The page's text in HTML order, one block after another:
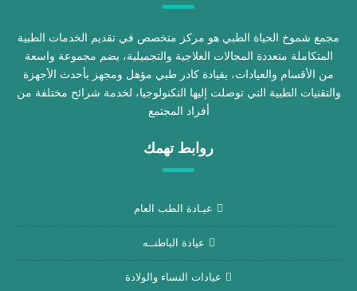
مجمع شموخ الحياة الطبي هو مركز متخصص في تقديم الخدمات الطبية
المتكاملة متعددة المجالات العلاجية والتجميلية، يضم مجموعة واسعة
من الأقسام والعيادات، بقيادة كادر طبي مؤهل ومجهز بأحدث الأجهزة
والتقنيات الطبية التي توصلت إليها التكنولوجيا، لخدمة شرائح مختلفة من
أفراد المجتمع
روابط تهمك
عيـادة الطب العام
عيادة الباطنــه
عيادات النساء والولادة